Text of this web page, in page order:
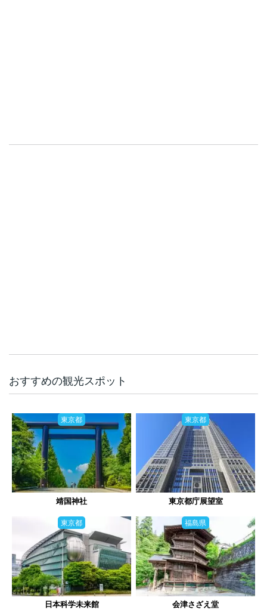
おすすめの観光スポット
東京都
靖国神社
東京都
東京都庁展望室
東京都
日本科学未来館
福島県
会津さざえ堂